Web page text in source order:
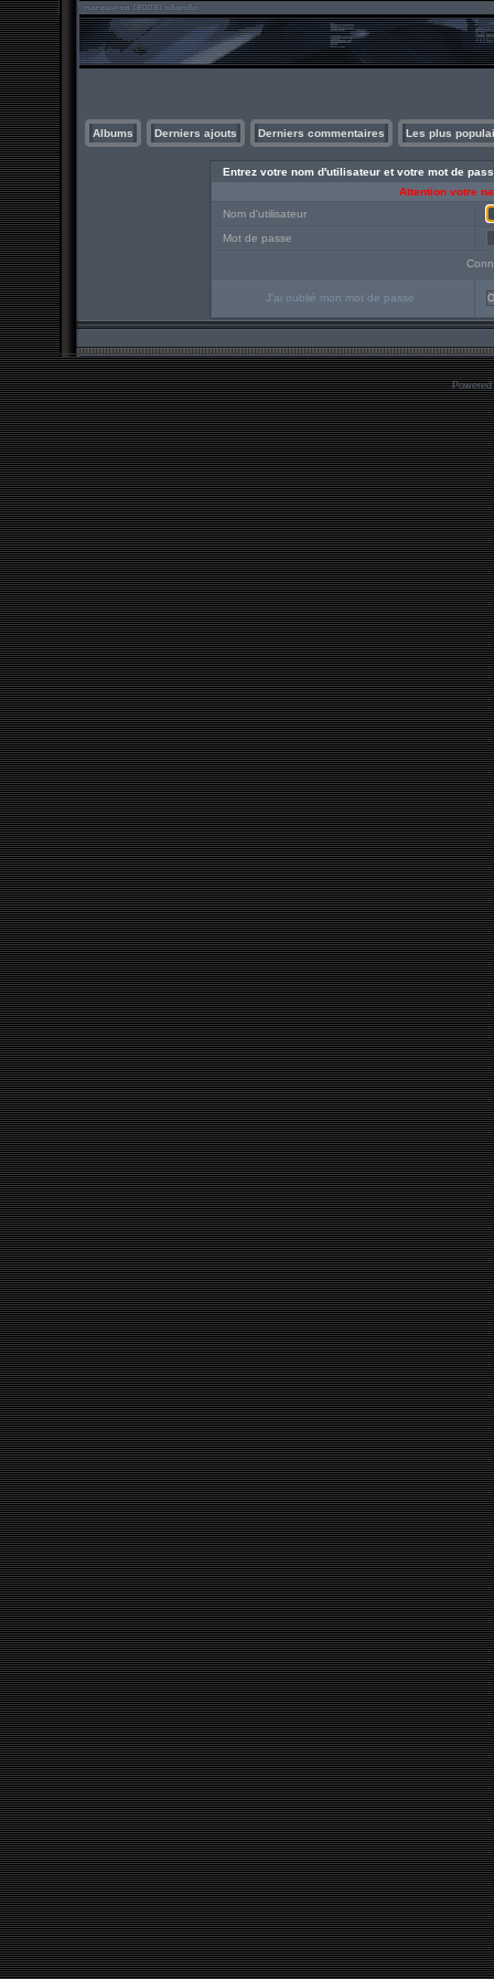
Albums Derniers ajouts Derniers commentaires Les plus
Entrez votre nom d'utilisateur et votre mot de
Attention votre
Nom d'utilisateur
Mot de passe
J'ai oublié mon mot de passe